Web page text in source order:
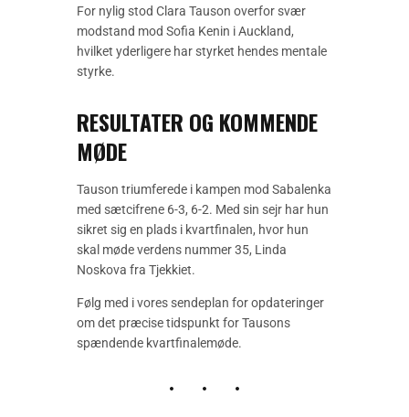
For nylig stod Clara Tauson overfor svær
modstand mod Sofia Kenin i Auckland,
hvilket yderligere har styrket hendes mentale
styrke.
RESULTATER OG KOMMENDE
MØDE
Tauson triumferede i kampen mod Sabalenka
med sætcifrene 6-3, 6-2. Med sin sejr har hun
sikret sig en plads i kvartfinalen, hvor hun
skal møde verdens nummer 35, Linda
Noskova fra Tjekkiet.
Følg med i vores sendeplan for opdateringer
om det præcise tidspunkt for Tausons
spændende kvartfinalemøde.